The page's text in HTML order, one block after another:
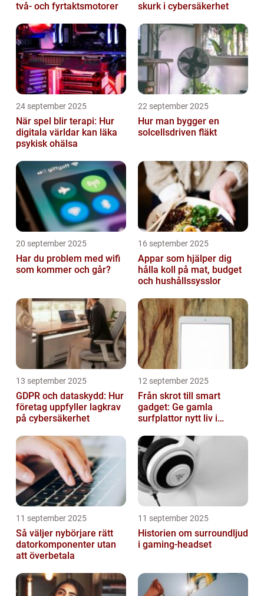
två- och fyrtaktsmotorer
skurk i cybersäkerhet
24 september 2025
När spel blir terapi: Hur
digitala världar kan läka
psykisk ohälsa
22 september 2025
Hur man bygger en
solcellsdriven fläkt
20 september 2025
Har du problem med wifi
som kommer och går?
16 september 2025
Appar som hjälper dig
hålla koll på mat, budget
och hushållssysslor
13 september 2025
GDPR och dataskydd: Hur
företag uppfyller lagkrav
på cybersäkerhet
12 september 2025
Från skrot till smart
gadget: Ge gamla
surfplattor nytt liv i
11 september 2025
Så väljer nybörjare rätt
datorkomponenter utan
att överbetala
11 september 2025
Historien om surroundljud
i gaming-headset